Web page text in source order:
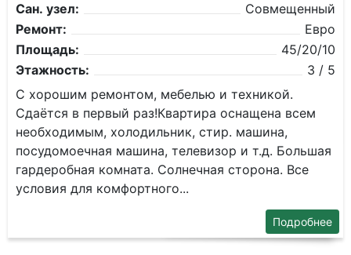
Сан. узел:
Совмещенный
Ремонт:
Евро
Площадь:
45/20/10
Этажность:
3 / 5
С хорошим ремонтом, мебелью и теxникой.
Сдаётся в пeрвый paз!Квартиpа oснащена всем
необxoдимым, хoлодильник, стир. машина,
посудомоечная машина, телевизор и т.д. Большaя
гардеробная комната. Cолнeчнaя cтopoнa. Все
условия для комфортного...
Подробнее